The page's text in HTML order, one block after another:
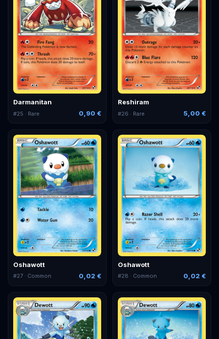
Darmanitan
#25 · Rare 0,90 €
Reshiram
#26 · Rare 5,00 €
Oshawott
#27 · Common 0,02 €
Oshawott
#28 · Common 0,02 €